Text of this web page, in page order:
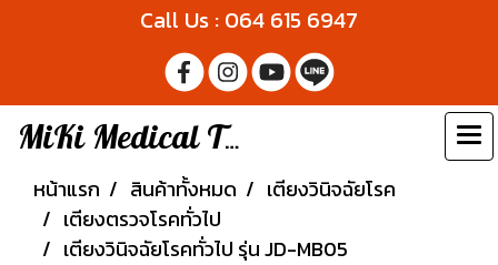
Call Us : 064 615 6947
MiKi Medical Thailand
หน้าแรก สินค้าทั้งหมด
เตียงวินิจฉัยโรค
เตียงตรวจโรคทั่วไป
เตียงวินิจฉัยโรคทั่วไป รุ่น JD-MB05